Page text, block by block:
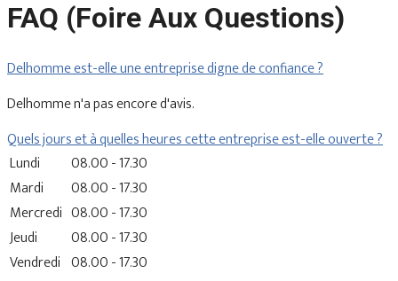
FAQ (Foire Aux Questions)
Delhomme est-elle une entreprise digne de confiance ?
Delhomme n'a pas encore d'avis.
Quels jours et à quelles heures cette entreprise est-elle ouverte ?
Lundi
08.00 - 17.30
Mardi
08.00 - 17.30
Mercredi 08.00 - 17.30
Jeudi
08.00 - 17.30
Vendredi 08.00 - 17.30